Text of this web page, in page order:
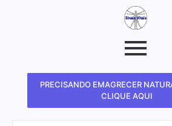
PRECISANDO EMAGRECER
CLIQUE AQUI